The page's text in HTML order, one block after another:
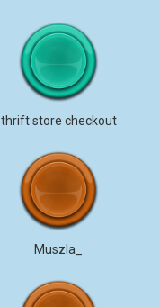
thrift store checkout
Muszla_